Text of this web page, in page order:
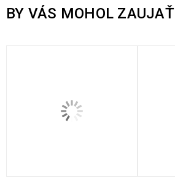
BY VÁS MOHOL ZAUJAŤ